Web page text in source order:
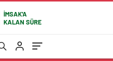
İMSAK'A
KALAN SÜRE